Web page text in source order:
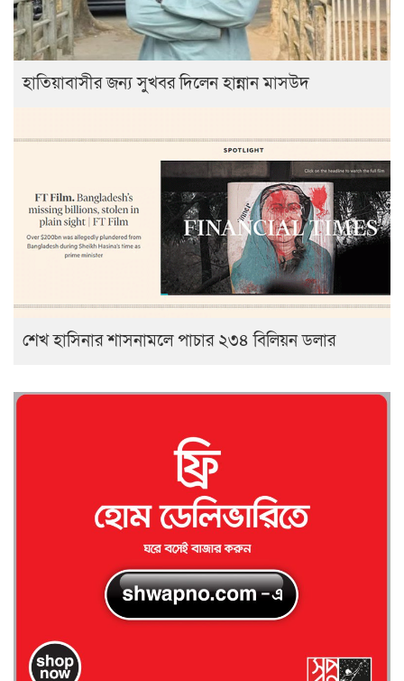
হাতিয়াবাসীর জন্য সুখবর দিলেন হান্নান মাসউদ
শেখ হাসিনার শাসনামলে পাচার ২৩৪ বিলিয়ন ডলার